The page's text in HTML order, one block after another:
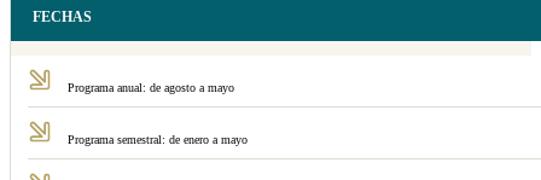
FECHAS
Programa anual: de agosto a mayo
Programa semestral: de enero a mayo